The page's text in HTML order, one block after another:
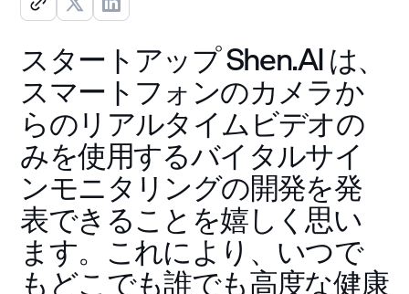
スタートアップ Shen.AI は、
スマートフォンのカメラか
らのリアルタイムビデオの
みを使用するバイタルサイ
ンモニタリングの開発を発
表できることを嬉しく思い
ます。これにより、いつで
もどこでも誰でも高度な健康